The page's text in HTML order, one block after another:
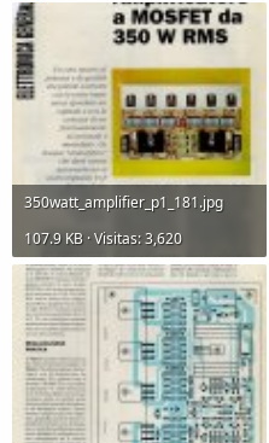
350watt_amplifier_p1_181.jpg
107.9 KB · Visitas: 3,620